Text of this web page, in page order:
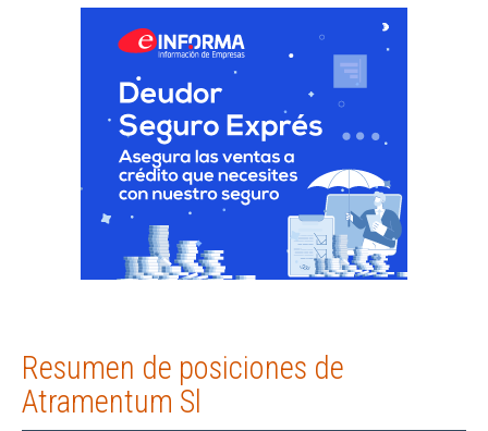
Resumen de posiciones de
Atramentum Sl